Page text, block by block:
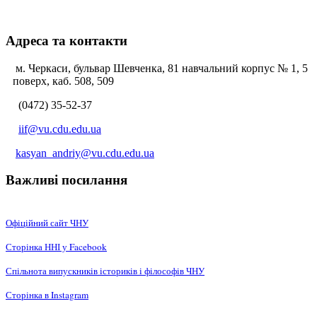
Адреса та контакти
м. Черкаси, бульвар Шевченка, 81 навчальний корпус № 1, 5
поверх, каб. 508, 509
(0472) 35-52-37
iif@vu.cdu.edu.ua
kasyan_andriy@vu.cdu.edu.ua
Важливі посилання
Офіційний сайт ЧНУ
Сторінка ННІ у Facebook
Спільнота випускників істориків і філософів ЧНУ
Сторінка в Instagram